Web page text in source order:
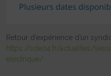
Retour d’expérience d’un
https://sde04.fr/actualites/
electrique/